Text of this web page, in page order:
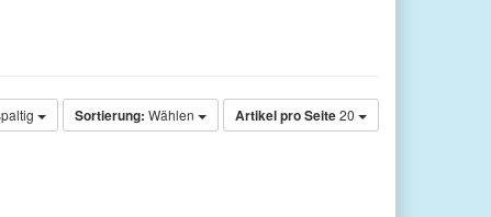
Sortierung: Wählen Artikel pro Seite20